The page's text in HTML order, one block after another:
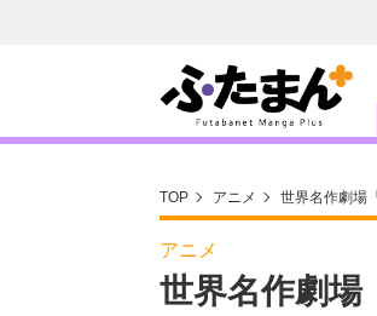
TOP アニメ 世界名作劇場
アニメ
世界名作劇場